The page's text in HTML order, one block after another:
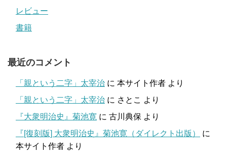
レビュー
書籍
最近のコメント
「親という二字」太宰治 に 本サイト作者 より
「親という二字」太宰治 に さとこ より
『大衆明治史』菊池寛 に 古川典保 より
『[復刻版] 大衆明治史』菊池寛（ダイレクト出版）
に
本サイト作者 より